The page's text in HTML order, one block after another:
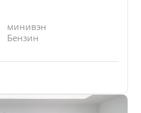
минивэн
Бензин